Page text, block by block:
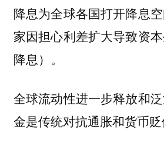
降息为全球各国打开降息
家因担心利差扩大导致资
降息）。
全球流动性进一步释放和
金是传统对抗通胀和货币贬